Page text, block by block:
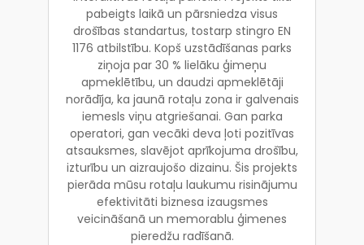
pabeigts laikā un pārsniedza visus
drošības standartus, tostarp stingro EN
1176 atbilstību. Kopš uzstādīšanas parks
ziņoja par 30 % lielāku ģimeņu
apmeklētību, un daudzi apmeklētāji
norādīja, ka jaunā rotaļu zona ir galvenais
iemesls viņu atgriešanai. Gan parka
operatori, gan vecāki deva ļoti pozitīvas
atsauksmes, slavējot aprīkojuma drošību,
izturību un aizraujošo dizainu. Šis projekts
pierāda mūsu rotaļu laukumu risinājumu
efektivitāti biznesa izaugsmes
veicināšanā un memorablu ģimenes
pieredžu radīšanā.